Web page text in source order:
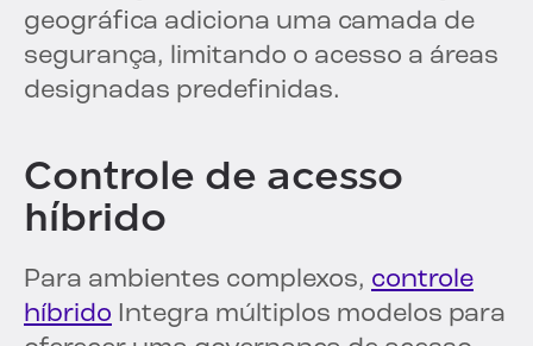
geográfica adiciona uma camada de
segurança, limitando o acesso a áreas
designadas predefinidas.
Controle de acesso
híbrido
Para ambientes complexos, controle
híbrido Integra múltiplos modelos para